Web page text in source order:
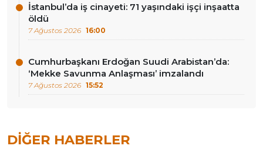
İstanbul’da iş cinayeti: 71 yaşındaki işçi inşaatta
öldü
7 Ağustos 2026 16:00
Cumhurbaşkanı Erdoğan Suudi Arabistan’da:
‘Mekke Savunma Anlaşması’ imzalandı
7 Ağustos 2026 15:52
DIĞER HABERLER